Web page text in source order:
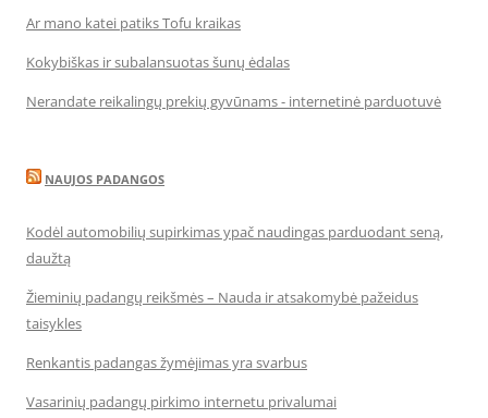
Ar mano katei patiks Tofu kraikas
Kokybiškas ir subalansuotas šunų ėdalas
Nerandate reikalingų prekių gyvūnams - internetinė parduotuvė
NAUJOS PADANGOS
Kodėl automobilių supirkimas ypač naudingas parduodant seną,
daužtą
Žieminių padangų reikšmės – Nauda ir atsakomybė pažeidus
taisykles
Renkantis padangas žymėjimas yra svarbus
Vasarinių padangų pirkimo internetu privalumai